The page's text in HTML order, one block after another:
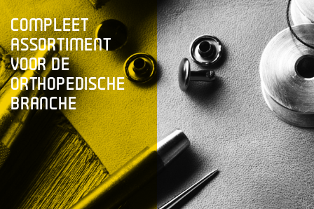
COMPLEET
ASSORTIMENT
VOOR DE
ORTHOPEDISCHE
BRANCHE